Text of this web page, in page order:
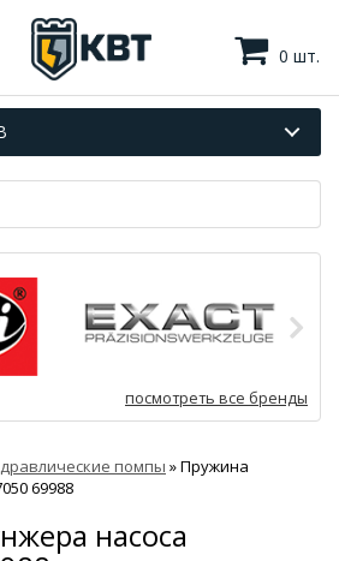
0 шт.
посмотреть все бренды
помпы »Пружина
69988
насоса